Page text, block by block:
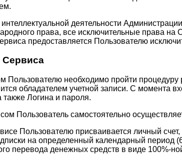
деятельности
права, все исключительные права
предоставляется Пользователю
Сервиса
Пользователю необходимо пройти
обладателем учетной записи. С момента
Логина и пароля.
Пользователь самостоятельно
Пользователю присваивается личный
на определенный календарный
перевода денежных средств в виде 100%-